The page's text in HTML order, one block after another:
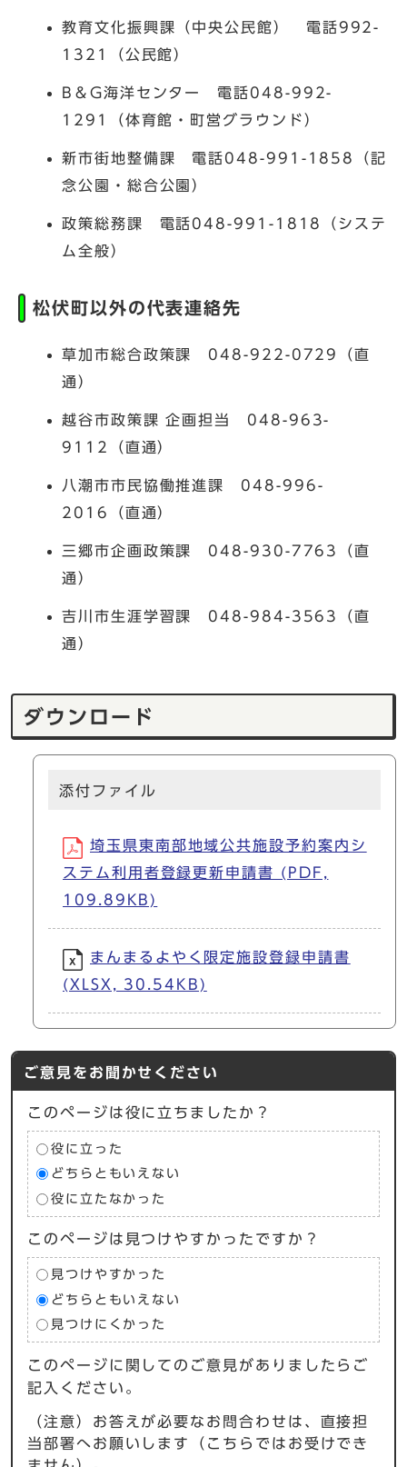
教育文化振興課（中央公民館） 電話992-
1321（公民館）
B＆G海洋センター 電話048-992-
1291（体育館・町営グラウンド）
新市街地整備課 電話048-991-1858（記
念公園・総合公園）
政策総務課 電話048-991-1818（システ
ム全般）
松伏町以外の代表連絡先
草加市総合政策課 048-922-0729（直
通）
越谷市政策課 企画担当 048-963-
9112（直通）
八潮市市民協働推進課 048-996-
2016（直通）
三郷市企画政策課 048-930-7763（直
通）
吉川市生涯学習課 048-984-3563（直
通）
ダウンロード
添付ファイル
埼玉県東南部地域公共施設予約案内シ
ステム利用者登録更新申請書 (PDF,
109.89KB)
まんまるよやく限定施設登録申請書
(XLSX, 30.54KB)
ご意見をお聞かせください
このページは役に立ちましたか？
役に立った
どちらともいえない
役に立たなかった
このページは見つけやすかったですか？
見つけやすかった
どちらともいえない
見つけにくかった
このページに関してのご意見がありましたらご
記入ください。
（注意）お答えが必要なお問合わせは、直接担
当部署へお願いします（こちらではお受けでき